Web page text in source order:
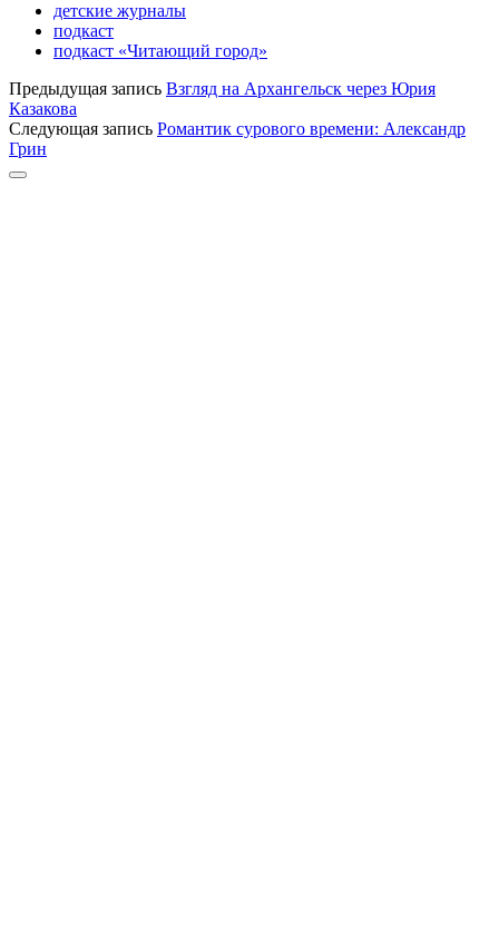
детские журналы
подкаст
подкаст «Читающий город»
Предыдущая запись Взгляд на Архангельск через Юрия
Казакова
Следующая запись Романтик сурового времени: Александр
Грин
Прокрутка